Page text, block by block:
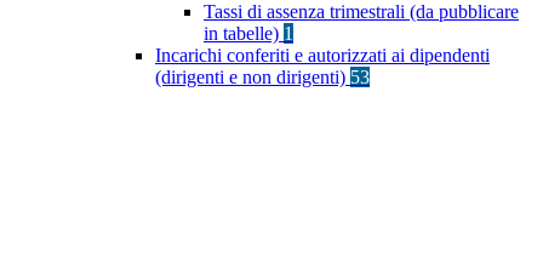
Tassi di assenza trimestrali (da pubblicare
in tabelle) 1
Incarichi conferiti e autorizzati ai dipendenti
(dirigenti e non dirigenti) 53